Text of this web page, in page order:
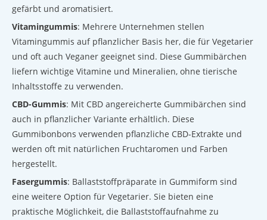
gefärbt und aromatisiert.
Vitamingummis: Mehrere Unternehmen stellen
Vitamingummis auf pflanzlicher Basis her, die für Vegetarier
und oft auch Veganer geeignet sind. Diese Gummibärchen
liefern wichtige Vitamine und Mineralien, ohne tierische
Inhaltsstoffe zu verwenden.
CBD-Gummis: Mit CBD angereicherte Gummibärchen sind
auch in pflanzlicher Variante erhältlich. Diese
Gummibonbons verwenden pflanzliche CBD-Extrakte und
werden oft mit natürlichen Fruchtaromen und Farben
hergestellt.
Fasergummis: Ballaststoffpräparate in Gummiform sind
eine weitere Option für Vegetarier. Sie bieten eine
praktische Möglichkeit, die Ballaststoffaufnahme zu